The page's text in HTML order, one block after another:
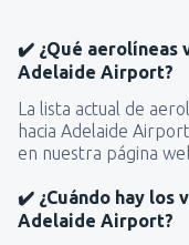
✔️ ¿Qué aerolíneas
Adelaide Airport?
La lista actual de
hacia Adelaide
en nuestra página
✔️ ¿Cuándo hay los
Adelaide Airport?